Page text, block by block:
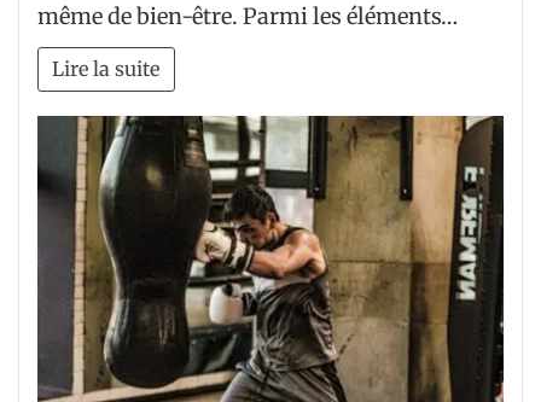
même de bien-être. Parmi les éléments…
Lire la suite